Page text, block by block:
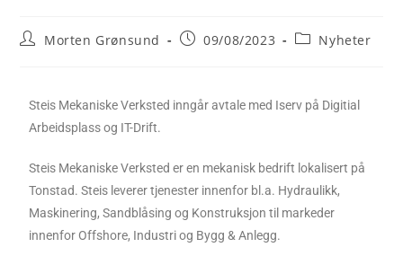
Morten Grønsund 09/08/2023 Nyheter
Steis Mekaniske Verksted inngår avtale med Iserv på Digitial
Arbeidsplass og IT-Drift.
Steis Mekaniske Verksted er en mekanisk bedrift lokalisert på
Tonstad. Steis leverer tjenester innenfor bl.a. Hydraulikk,
Maskinering, Sandblåsing og Konstruksjon til markeder
innenfor Offshore, Industri og Bygg & Anlegg.